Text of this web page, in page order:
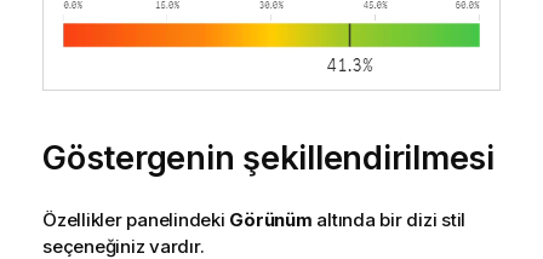
Göstergenin şekillendirilmesi
Özellikler panelindeki Görünüm altında bir dizi stil
seçeneğiniz vardır.